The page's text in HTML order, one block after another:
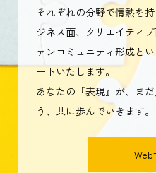
それぞれの分野で情熱を
ジネス面、クリエイティ
ァンコミュニティ形成と
ートいたします。
あなたの『表現』が、ま
う、共に歩んでいきます。